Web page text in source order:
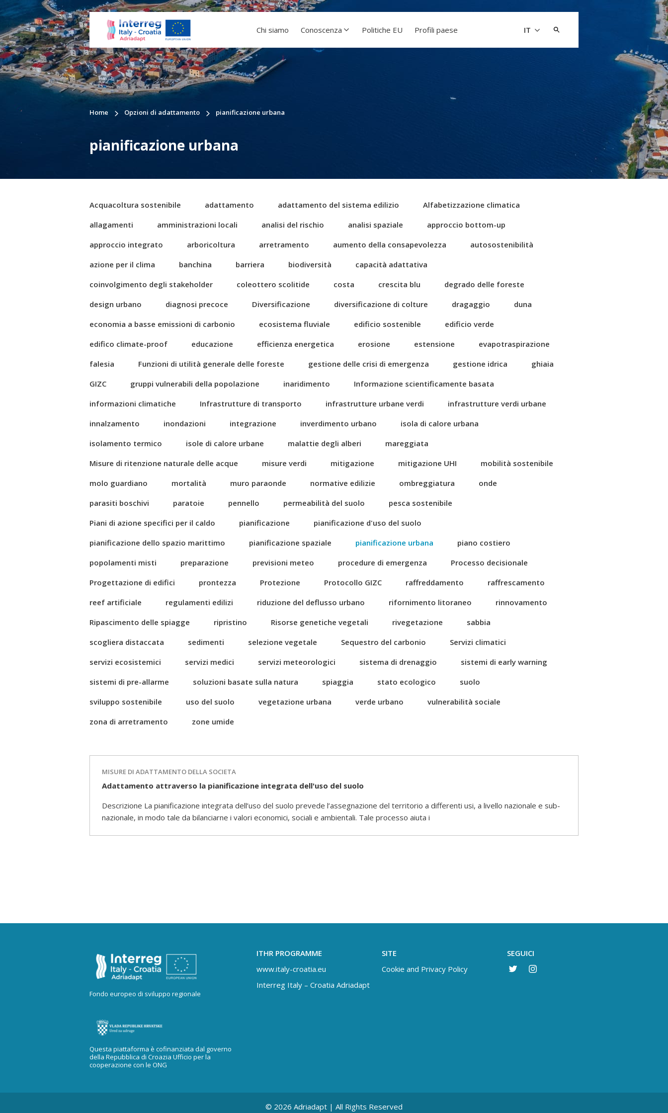
IT
Chi siamo Conoscenza Politiche EU Profili paese
Home Opzioni di adattamento pianificazione urbana
pianificazione urbana
Acquacoltura sostenibile adattamento adattamento del sistema edilizio
Alfabetizzazione climatica
allagamenti
amministrazioni locali analisi del rischio analisi spaziale
approccio bottom-up
approccio integrato
arboricoltura arretramento aumento della consapevolezza
autosostenibilità
azione per il clima
banchina barriera biodiversità
capacità adattativa
coinvolgimento degli stakeholder
coleottero scolitide costa crescita blu
degrado delle foreste
design urbano
diagnosi precoce Diversificazione diversificazione di colture dragaggio
duna
economia a basse emissioni di carbonio
ecosistema fluviale edificio sostenible
edificio verde
edifico climate-proof
educazione efficienza energetica erosione estensione
evapotraspirazione
falesia
Funzioni di utilità generale delle foreste gestione delle crisi di emergenza gestione idrica
ghiaia
GIZC
gruppi vulnerabili della popolazione inaridimento
Informazione scientificamente basata
informazioni climatiche
Infrastrutture di transporto infrastrutture urbane verdi
infrastrutture verdi urbane
innalzamento
inondazioni integrazione inverdimento urbano
isola di calore urbana
isolamento termico
isole di calore urbane malattie degli alberi
mareggiata
Misure di ritenzione naturale delle acque
misure verdi mitigazione mitigazione UHI
mobilità sostenibile
molo guardiano
mortalità muro paraonde normative edilizie ombreggiatura
onde
parasiti boschivi
paratoie pennello permeabilità del suolo
pesca sostenibile
Piani di azione specifici per il caldo
pianificazione
pianificazione d'uso del suolo
pianificazione dello spazio marittimo
pianificazione spaziale pianificazione urbana
piano costiero
popolamenti misti
preparazione previsioni meteo procedure di emergenza
Processo decisionale
Progettazione di edifici
prontezza Protezione Protocollo GIZC raffreddamento
raffrescamento
reef artificiale
regulamenti edilizi riduzione del deflusso urbano rifornimento litoraneo
rinnovamento
Ripascimento delle spiagge
ripristino Risorse genetiche vegetali rivegetazione
sabbia
scogliera distaccata
sedimenti selezione vegetale Sequestro del carbonio
Servizi climatici
servizi ecosistemici
servizi medici servizi meteorologici sistema di drenaggio
sistemi di early warning
sistemi di pre-allarme
soluzioni basate sulla natura spiaggia stato ecologico
suolo
sviluppo sostenibile
uso del suolo vegetazione urbana verde urbano
vulnerabilità sociale
zona di arretramento
zone umide
MISURE DI ADATTAMENTO DELLA SOCIETA
Adattamento attraverso la pianificazione integrata dell'uso del suolo
Descrizione La pianificazione integrata dell’uso del suolo prevede l’assegnazione del territorio a differenti usi, a livello nazionale e sub-
nazionale, in modo tale da bilanciarne i valori economici, sociali e ambientali. Tale processo aiuta i
Fondo europeo di sviluppo regionale
Questa piattaforma è cofinanziata dal governo
della Repubblica di Croazia Ufficio per la
cooperazione con le ONG
ITHR PROGRAMME
www.italy-croatia.eu
Interreg Italy – Croatia Adriadapt
SITE
Cookie and Privacy Policy
SEGUICI
© 2026 Adriadapt | All Rights Reserved